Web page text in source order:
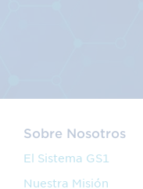
Sobre Nosotros
El Sistema GS1
Nuestra Misión